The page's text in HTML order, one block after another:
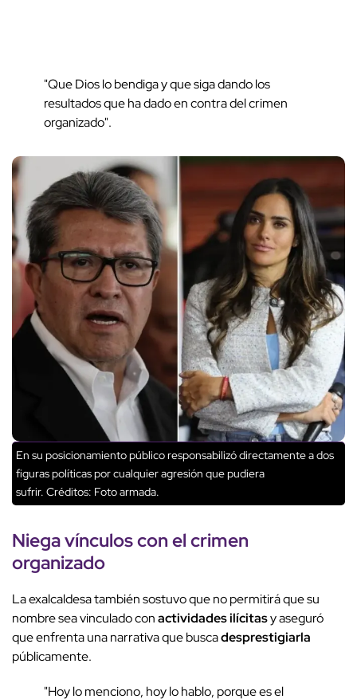
"Que Dios lo bendiga y que siga dando los
resultados que ha dado en contra del crimen
organizado".
En su posicionamiento público responsabilizó directamente a dos
figuras políticas por cualquier agresión que pudiera
sufrir. Créditos: Foto armada.
Niega vínculoscon elcrimen
organizado
La exalcaldesa también sostuvo que no permitirá que su
nombre sea vinculado conactividades ilícitasy aseguró
que enfrenta una narrativa que buscadesprestigiarla
públicamente.
"Hoy lo menciono, hoy lo hablo, porque es el